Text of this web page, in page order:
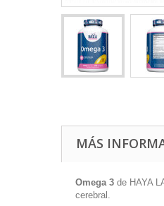
MÁS
Omega 3 de HAYA
cerebral.